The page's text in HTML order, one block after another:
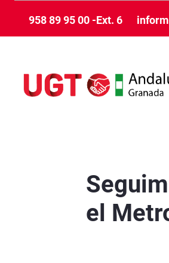
958 89 95 00 -Ext. 6
el